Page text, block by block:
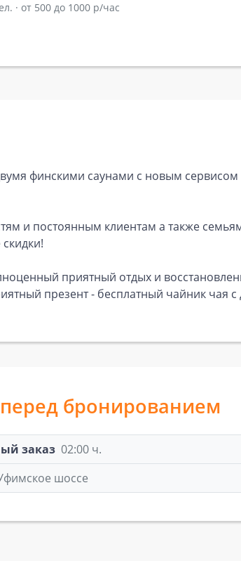
· от 500 до 1000 р/час
финскими саунами с новым
и постоянным клиентам а также
приятный отдых и
презент - бесплатный чайник чая с
бронированием
заказ 02:00 ч.
шоссе